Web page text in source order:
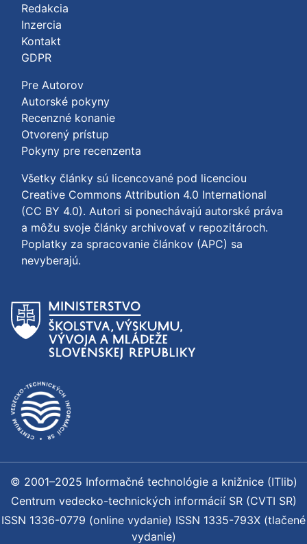
Redakcia
Inzercia
Kontakt
GDPR
Pre Autorov
Autorské pokyny
Recenzné konanie
Otvorený prístup
Pokyny pre recenzenta
Všetky články sú licencované pod licenciou
Creative Commons Attribution 4.0 International
(CC BY 4.0). Autori si ponechávajú autorské práva
a môžu svoje články archivovať v repozitároch.
Poplatky za spracovanie článkov (APC) sa
nevyberajú.
© 2001–2025 Informačné technológie a knižnice (ITlib)
Centrum vedecko-technických informácií SR (CVTI SR)
ISSN 1336-0779 (online vydanie) ISSN 1335-793X (tlačené
vydanie)